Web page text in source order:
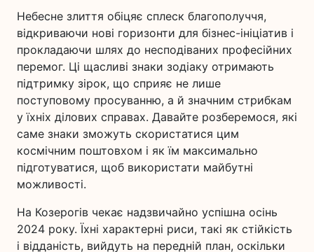
Небесне злиття обіцяє сплеск благополуччя,
відкриваючи нові горизонти для бізнес-ініціатив і
прокладаючи шлях до несподіваних професійних
перемог. Ці щасливі знаки зодіаку отримають
підтримку зірок, що сприяє не лише
поступовому просуванню, а й значним стрибкам
у їхніх ділових справах. Давайте розберемося, які
саме знаки зможуть скористатися цим
космічним поштовхом і як їм максимально
підготуватися, щоб використати майбутні
можливості.
На Козерогів чекає надзвичайно успішна осінь
2024 року. Їхні характерні риси, такі як стійкість
і відданість, вийдуть на передній план, оскільки